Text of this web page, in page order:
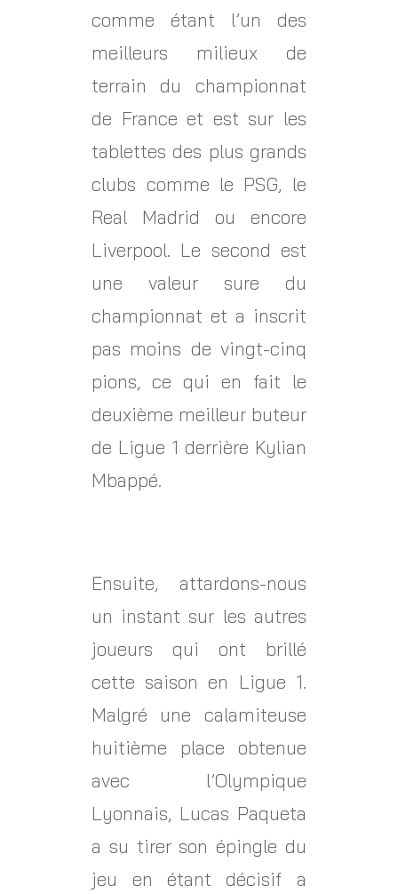
comme étant l’un des
meilleurs milieux de
terrain du championnat
de France et est sur les
tablettes des plus grands
clubs comme le PSG, le
Real Madrid ou encore
Liverpool. Le second est
une valeur sure du
championnat et a inscrit
pas moins de vingt-cinq
pions, ce qui en fait le
deuxième meilleur buteur
de Ligue 1 derrière Kylian
Mbappé.
Ensuite, attardons-nous
un instant sur les autres
joueurs qui ont brillé
cette saison en Ligue 1.
Malgré une calamiteuse
huitième place obtenue
avec l’Olympique
Lyonnais, Lucas Paqueta
a su tirer son épingle du
jeu en étant décisif a